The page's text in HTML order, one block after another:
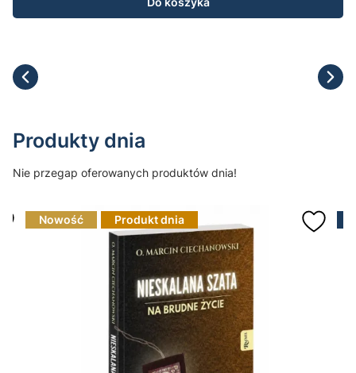
Produkty dnia
Nie przegap oferowanych produktów dnia!
Nowość Produkt dnia